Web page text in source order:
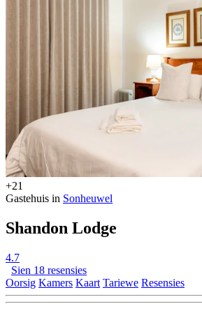
+21
Gastehuis in Sonheuwel
Shandon Lodge
4.7
Sien 18 resensies
Oorsig Kamers Kaart Tariewe Resensies